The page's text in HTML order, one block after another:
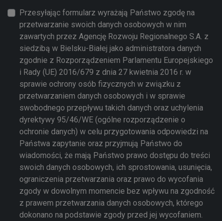
Przesyłając formularz wyrażają Państwo zgodę na
przetwarzanie swoich danych osobowych w nim
zawartych przez Agencję Rozwoju Regionalnego S.A. z
siedzibą w Bielsku-Białej jako administratora danych
zgodnie z Rozporządzeniem Parlamentu Europejskiego
i Rady (UE) 2016/679 z dnia 27 kwietnia 2016 r. w
sprawie ochrony osób fizycznych w związku z
przetwarzaniem danych osobowych i w sprawie
swobodnego przepływu takich danych oraz uchylenia
dyrektywy 95/46/WE (ogólne rozporządzenie o
ochronie danych) w celu przygotowania odpowiedzi na
Państwa zapytanie oraz przyjmują Państwo do
wiadomości, że mają Państwo prawo dostępu do treści
swoich danych osobowych, ich sprostowania, usunięcia,
ograniczenia przetwarzania oraz prawo do wycofania
zgody w dowolnym momencie bez wpływu na zgodność
z prawem przetwarzania danych osobowych, którego
dokonano na podstawie zgody przed jej wycofaniem.